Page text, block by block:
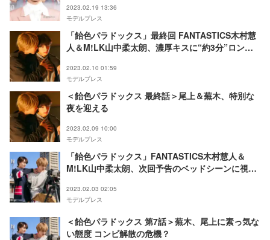
2023.02.19 13:36
モデルプレス
「飴色パラドックス」最終回 FANTASTICS木村慧
人＆M!LK山中柔太朗、濃厚キスに“約3分”ロング
2023.02.10 01:59
モデルプレス
＜飴色パラドックス 最終話＞尾上＆蕪木、特別な
夜を迎える
2023.02.09 10:00
モデルプレス
「飴色パラドックス」FANTASTICS木村慧人＆
M!LK山中柔太朗、次回予告のベッドシーンに視聴
2023.02.03 02:05
モデルプレス
＜飴色パラドックス 第7話＞蕪木、尾上に素っ気な
い態度 コンビ解散の危機？